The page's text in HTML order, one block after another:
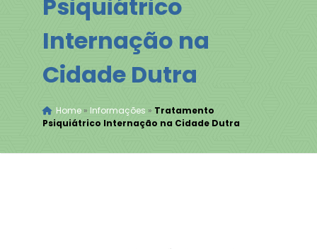
Psiquiátrico
Internação na
Cidade Dutra
Home» Informações » Tratamento
Psiquiátrico Internação na Cidade Dutra